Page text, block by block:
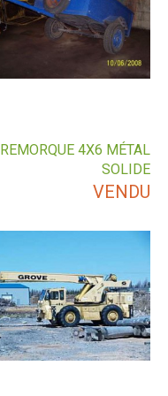
REMORQUE 4X6 MÉTAL
SOLIDE
VENDU